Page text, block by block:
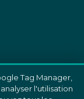
Tag Manager,
l'utilisation